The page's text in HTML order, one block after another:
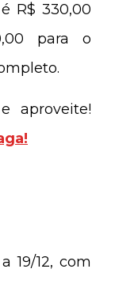
R$ 330,00
para o
aproveite!
19/12, com